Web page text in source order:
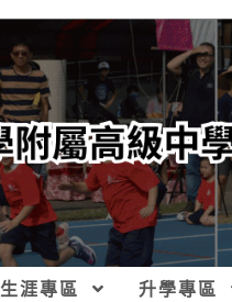
生涯專區 升學專區